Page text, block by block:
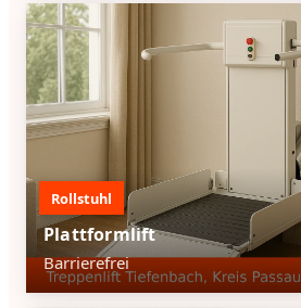
Rollstuhl
Plattformlift
Barrierefrei